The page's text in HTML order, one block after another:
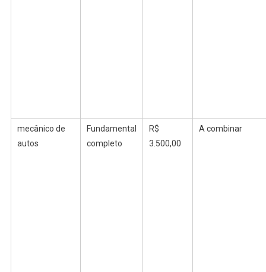
mecânico de
autos
Fundamental
completo
R$
3.500,00
A combinar